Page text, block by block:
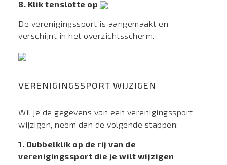
8. Klik tenslotte op
De verenigingssport is aangemaakt en
verschijnt in het overzichtsscherm.
VERENIGINGSSPORT WIJZIGEN
Wil je de gegevens van een verenigingssport
wijzigen, neem dan de volgende stappen:
1. Dubbelklik op de rij van de
verenigingssport die je wilt wijzigen